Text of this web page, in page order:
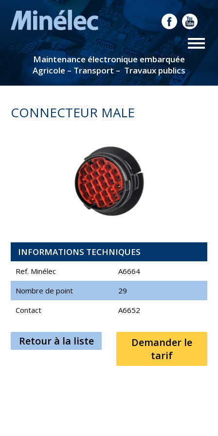
Maintenance électronique embarquée
Agricole – Transport – Travaux publics
CONNECTEUR MALE
INFORMATIONS TECHNIQUES
Ref. Minélec
A6664
Nombre de point
29
Contact
A6652
Retour à la liste
Demander le
tarif